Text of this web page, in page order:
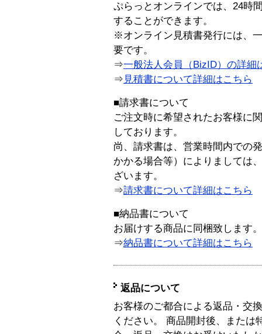
ぷらっとオンラインでは、24時
することができます。
※オンライン見積書発行には、
要です。
⇒一般法人会員（BizID）の詳細
⇒ 見積書について詳細はこちら
■請求書について
ご注文時に希望されたお客様に
しております。
尚、請求書は、営業時間内での
かかる場合等）によりましては
ざいます。
⇒請求書について詳細はこちら
■納品書について
お届けする商品に同梱致します。
⇒納品書について詳細はこちら
返品について
お客様のご都合による返品・交
ください。 商品開封後、または